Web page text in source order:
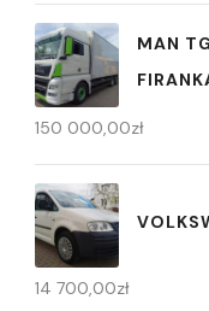
MAN
150 000,00zł
14 700,00zł